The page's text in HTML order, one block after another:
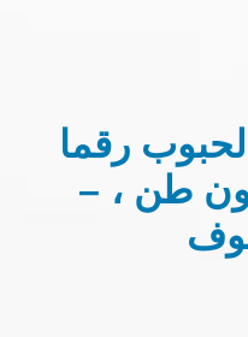
رقما
74 مليون طن ، –